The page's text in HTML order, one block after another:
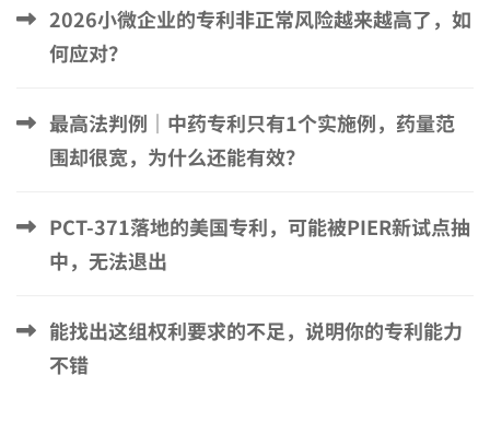
2026小微企业的专利非正常风险越来越高了，如
何应对？
最高法判例｜中药专利只有1个实施例，药量范
围却很宽，为什么还能有效？
PCT-371落地的美国专利，可能被PIER新试点抽
中，无法退出
能找出这组权利要求的不足，说明你的专利能力
不错